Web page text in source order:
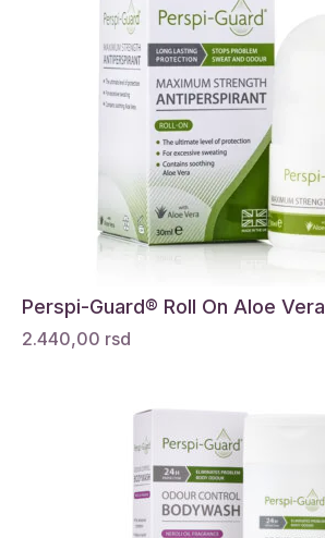
Perspi-Guard® Roll On Aloe Vera
2.440,00 rsd